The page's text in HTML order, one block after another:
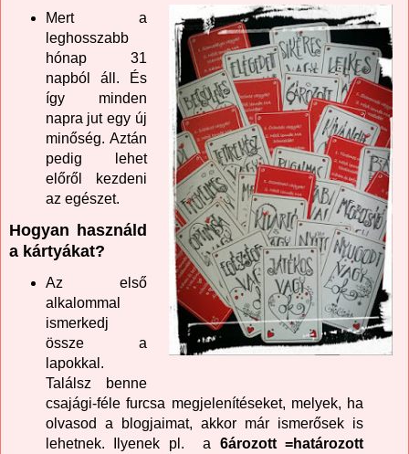
Mert a
leghosszabb
hónap 31
napból áll. És
így minden
napra jut egy új
minőség. Aztán
pedig lehet
előről kezdeni
az egészet.
Hogyan használd
a kártyákat?
Az első
alkalommal
ismerkedj
össze a
lapokkal.
Találsz benne
csajági-féle furcsa megjelenítéseket, melyek, ha
olvasod a blogjaimat, akkor már ismerősek is
lehetnek. Ilyenek pl. a 6ározott =határozott